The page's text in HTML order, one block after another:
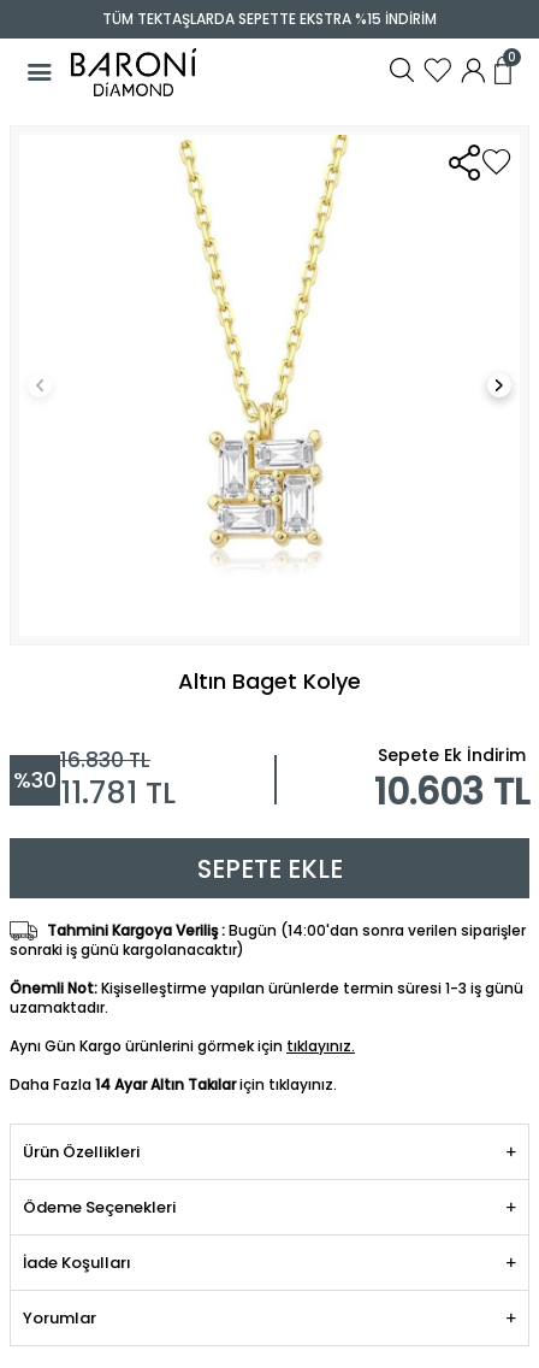
TÜM TEKTAŞLARDA SEPETTE EKSTRA %15 İNDİRİM
0
Altın Baget Kolye
%30
16.830TL
11.781 TL
Sepete Ek İndirim
10.603 TL
SEPETE EKLE
Tahmini Kargoya Veriliş :Bugün (14:00'dan sonra verilen siparişler
sonraki iş günü kargolanacaktır)
Önemli Not:Kişiselleştirme yapılan ürünlerde termin süresi 1-3 iş günü
uzamaktadır.
Aynı Gün Kargo ürünlerini görmek için tıklayınız.
Daha Fazla14 Ayar Altın Takılariçin tıklayınız.
Ürün Özellikleri
Ödeme Seçenekleri
İade Koşulları
Yorumlar